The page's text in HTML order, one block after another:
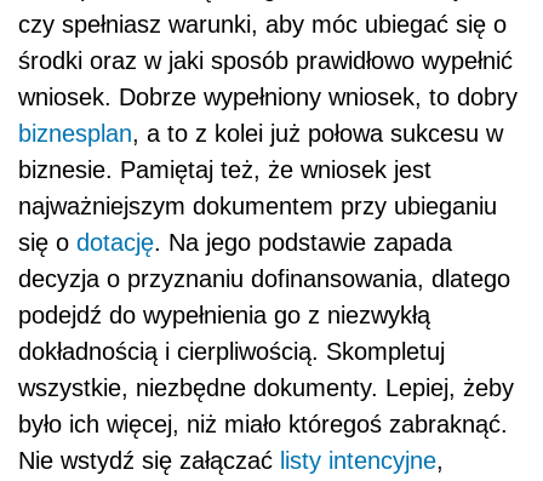
czy spełniasz warunki, aby móc ubiegać się o
środki oraz w jaki sposób prawidłowo wypełnić
wniosek. Dobrze wypełniony wniosek, to dobry
biznesplan, a to z kolei już połowa sukcesu w
biznesie. Pamiętaj też, że wniosek jest
najważniejszym dokumentem przy ubieganiu
się o dotację. Na jego podstawie zapada
decyzja o przyznaniu dofinansowania, dlatego
podejdź do wypełnienia go z niezwykłą
dokładnością i cierpliwością. Skompletuj
wszystkie, niezbędne dokumenty. Lepiej, żeby
było ich więcej, niż miało któregoś zabraknąć.
Nie wstydź się załączać listy intencyjne,